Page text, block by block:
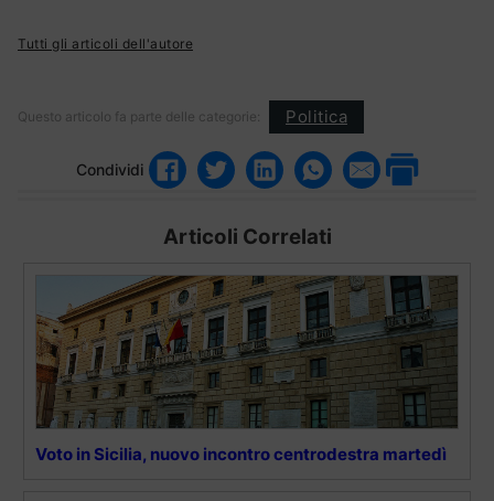
Tutti gli articoli dell'autore
Questo articolo fa parte delle categorie: Politica
Condividi
Articoli Correlati
Voto in Sicilia, nuovo incontro centrodestra martedì